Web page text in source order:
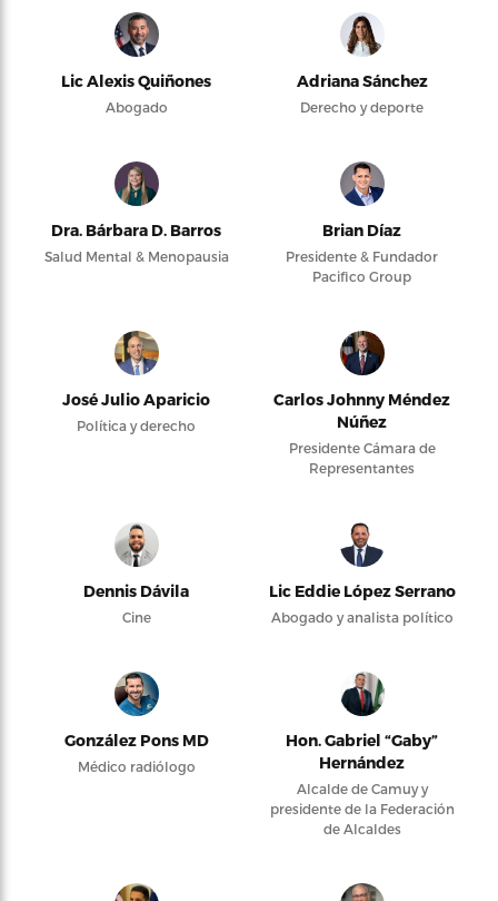
Lic Alexis Quiñones
Abogado
Adriana Sánchez
Derecho y deporte
Dra. Bárbara D. Barros
Salud Mental & Menopausia
Brian Díaz
Presidente & Fundador
Pacifico Group
José Julio Aparicio
Política y derecho
Carlos Johnny Méndez
Núñez
Presidente Cámara de
Representantes
Dennis Dávila
Cine
Lic Eddie López Serrano
Abogado y analista político
González Pons MD
Médico radiólogo
Hon. Gabriel “Gaby”
Hernández
Alcalde de Camuy y
presidente de la Federación
de Alcaldes